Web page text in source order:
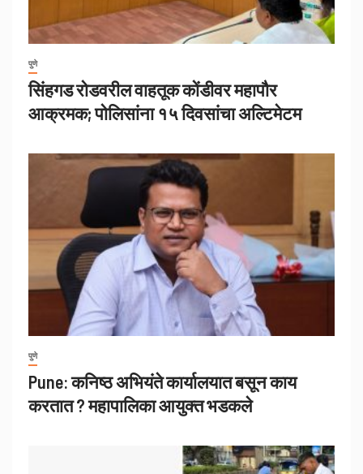
पुणे
सिंहगड रोडवरील वाहतूक कोंडीवर महापौर
आक्रमक; पोलिसांना १५ दिवसांचा अल्टिमेटम
पुणे
Pune: कनिष्ठ अभियंते कार्यालयात बसून काय
करतात ? महापालिका आयुक्त भडकले